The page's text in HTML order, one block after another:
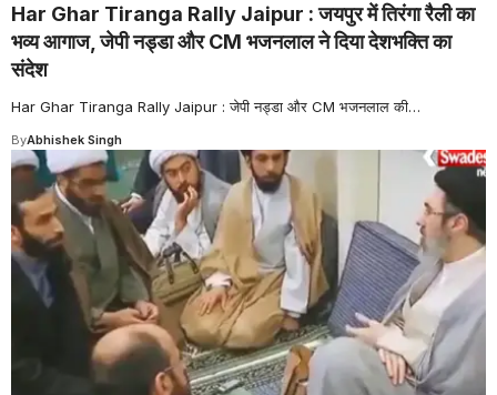
Har Ghar Tiranga Rally Jaipur : जयपुर में तिरंगा रैली का
भव्य आगाज, जेपी नड्डा और CM भजनलाल ने दिया देशभक्ति का
संदेश
Har Ghar Tiranga Rally Jaipur : जेपी नड्डा और CM भजनलाल की…
ByAbhishek Singh